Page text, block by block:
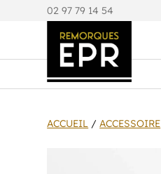
02 97 79 14 54
ACCUEIL /ACCESSOIRE